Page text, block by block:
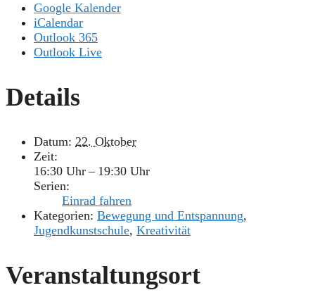
Google Kalender
iCalendar
Outlook 365
Outlook Live
Details
Datum: 22. Oktober
Zeit:
16:30 Uhr – 19:30 Uhr
Serien:
Einrad fahren
Kategorien: Bewegung und Entspannung,
Jugendkunstschule, Kreativität
Veranstaltungsort